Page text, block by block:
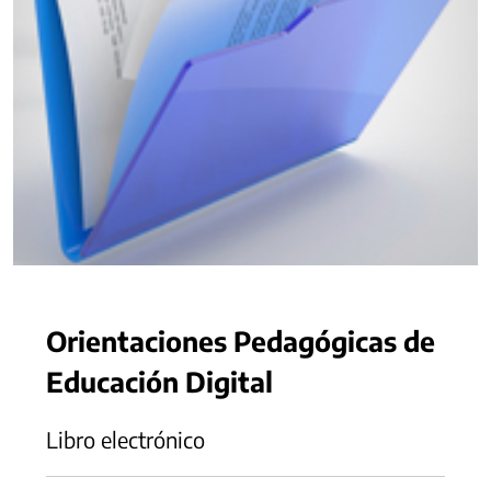
Orientaciones Pedagógicas de
Educación Digital
Libro electrónico